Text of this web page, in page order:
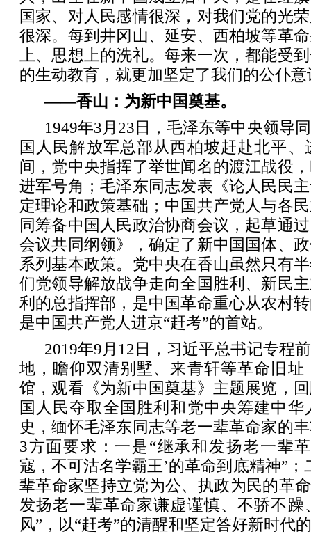
国家、对人民感情很深，对我们党的光
很深。每到井冈山、延安、西柏坡等革
上、思想上的洗礼。每来一次，都能受
的生动教育，就更加坚定了我们的公仆
——香山：为新中国奠基。
1949年3月23日，毛泽东等中央领导
国人民解放军总部从西柏坡赶赴北平
间，党中央指挥了举世闻名的渡江战役
进军号角；毛泽东同志发表《论人民民
定理论和政策基础；中国共产党人与各
同筹备中国人民政治协商会议，起草通
会议共同纲领》，确定了新中国国体、
系列基本政策。党中央在香山虽然只有
们党领导解放战争走向全国胜利、新民
利的总指挥部，是中国革命重心从农村
是中国共产党人进京“赶考”的首站。
2019年9月12日，习近平总书记专程
地，瞻仰双清别墅、来青轩等革命旧址
馆，观看《为新中国奠基》主题展览，
国人民夺取全国胜利和党中央筹建中
史，缅怀毛泽东同志等老一辈革命家的
3方面要求：一是“继承和发扬老一辈
寇，不可沽名学霸王’的革命到底精神”
辈革命家坚持立党为公、执政为民的革
发扬老一辈革命家谦虚谨慎、不骄不躁
风”，以“赶考”的清醒和坚定答好新时代